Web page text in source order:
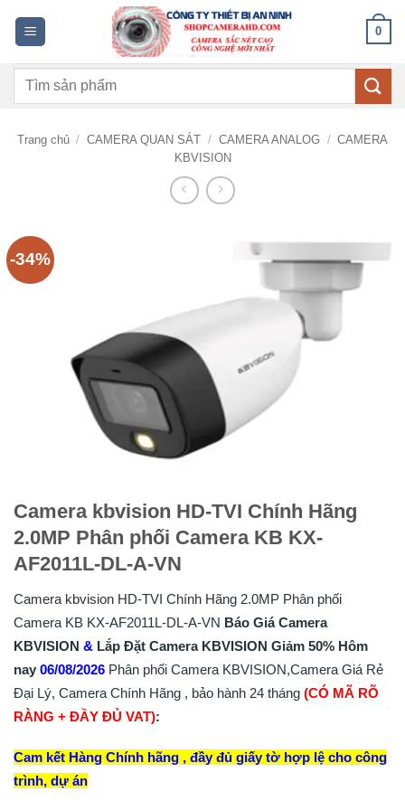
dung
0
Tìm
Trang chủ / CAMERA QUAN SÁT / CAMERA ANALOG / CAMERA
KBVISION
-34%
Camera kbvision HD-TVI Chính Hãng
2.0MP Phân phối Camera KB KX-
AF2011L-DL-A-VN
Camera kbvision HD-TVI Chính Hãng 2.0MP Phân phối
Camera KB KX-AF2011L-DL-A-VN Báo Giá Camera
KBVISION & Lắp Đặt Camera KBVISION Giảm 50% Hôm
nay 06/08/2026 Phân phối Camera KBVISION,Camera Giá Rẻ
Đại Lý, Camera Chính Hãng , bảo hành 24 tháng (CÓ MÃ RÕ
RÀNG + ĐẦY ĐỦ VAT):
Cam kết Hàng Chính hãng , đầy đủ giấy tờ hợp lệ cho công
trình, dự án